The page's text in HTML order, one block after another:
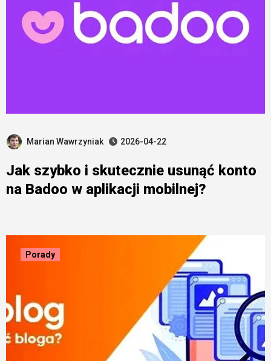
Marian Wawrzyniak 2026-04-22
Jak szybko i skutecznie usunąć konto
na Badoo w aplikacji mobilnej?
Porady